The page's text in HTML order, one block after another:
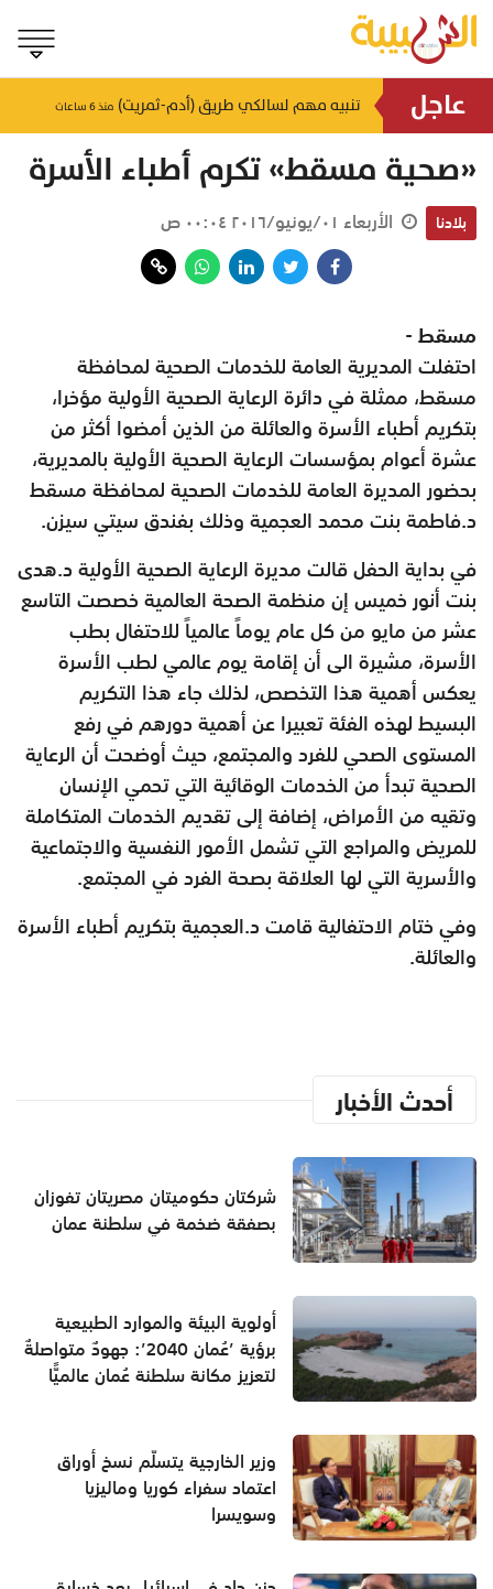
عاجل منذ ٦ ساعات
تنبيه مهم لسالكي طريق (أدم-ثمريت) منذ ٦ ساعات
«صحية مسقط» تكرم أطباء الأسرة
بلادنا الأربعاء ٠١/يونيو/٢٠١٦ ٠٠:٠٤ ص
مسقط -
احتفلت المديرية العامة للخدمات الصحية لمحافظة
مسقط، ممثلة في دائرة الرعاية الصحية الأولية مؤخرا،
بتكريم أطباء الأسرة والعائلة من الذين أمضوا أكثر من
عشرة أعوام بمؤسسات الرعاية الصحية الأولية بالمديرية،
بحضور المديرة العامة للخدمات الصحية لمحافظة مسقط
د.فاطمة بنت محمد العجمية وذلك بفندق سيتي سيزن.
في بداية الحفل قالت مديرة الرعاية الصحية الأولية د.هدى
بنت أنور خميس إن منظمة الصحة العالمية خصصت التاسع
عشر من مايو من كل عام يوماً عالمياً للاحتفال بطب
الأسرة، مشيرة الى أن إقامة يوم عالمي لطب الأسرة
يعكس أهمية هذا التخصص، لذلك جاء هذا التكريم
البسيط لهذه الفئة تعبيرا عن أهمية دورهم في رفع
المستوى الصحي للفرد والمجتمع، حيث أوضحت أن الرعاية
الصحية تبدأ من الخدمات الوقائية التي تحمي الإنسان
وتقيه من الأمراض، إضافة إلى تقديم الخدمات المتكاملة
للمريض والمراجع التي تشمل الأمور النفسية والاجتماعية
والأسرية التي لها العلاقة بصحة الفرد في المجتمع.
وفي ختام الاحتفالية قامت د.العجمية بتكريم أطباء الأسرة
والعائلة.
أحدث الأخبار
شركتان حكوميتان مصريتان تفوزان
بصفقة ضخمة في سلطنة عمان
أولوية البيئة والموارد الطبيعية
برؤية ’عُمان 2040’: جهودٌ متواصلةٌ
لتعزيز مكانة سلطنة عُمان عالميًّا
وزير الخارجية يتسلّم نسخ أوراق
اعتماد سفراء كوريا وماليزيا
وسويسرا